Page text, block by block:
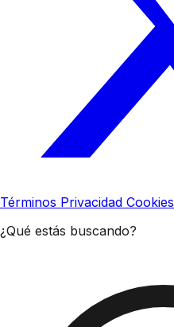
Términos Privacidad Cookies
¿Qué estás buscando?